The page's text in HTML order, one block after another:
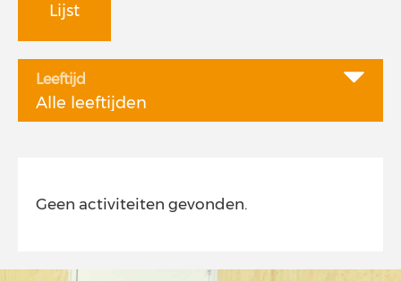
Lijst
Leeftijd
Alle leeftijden
Geen activiteiten gevonden.